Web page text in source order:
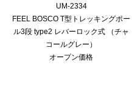
UM-2334
FEEL BOSCO T型トレッキングポー
ル3段 type2 レバーロック式 （チャ
コールグレー）
オープン価格